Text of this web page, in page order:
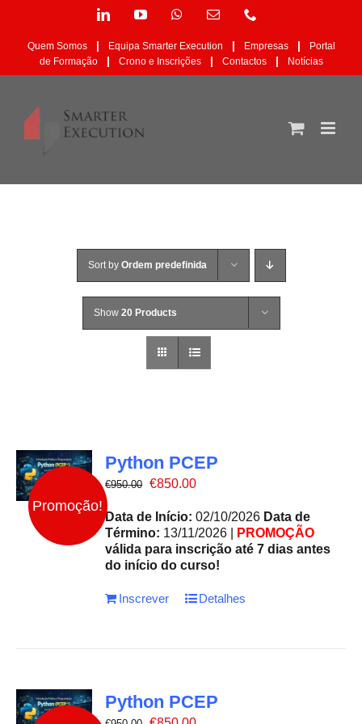
content
LinkedInYouTubeWhatsAppEmail
mas
não
publicado)
Quem Somos | Equipa Smarter Execution | Empresas |
Portal
de Formação
| Crono e Inscrições | Contactos | Notícias
Sort by Ordem predefinida
Show 20 Products
Promoção!
Python PCEP
€950.00 O
original
era:
€950.00.
€850.00O
atual
é:
€850.00.
Data de Início: 02/10/2026 Data de
Término: 13/11/2026 |
PROMOÇÃO
válida para inscrição até 7 dias antes
do início do curso!
Inscrever Detalhes
Python PCEP